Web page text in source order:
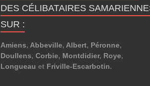
DES CÉLIBATAIRES
SUR :
Amiens, Abbeville, Albert, Péronne,
Doullens, Corbie, Montdidier, Roye,
Longueau et Friville-Escarbotin.